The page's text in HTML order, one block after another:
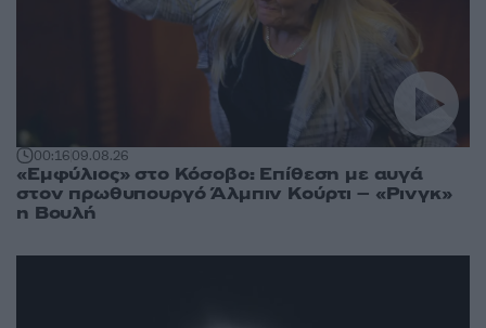
00:1609.08.26
«Εμφύλιος» στο Κόσοβο: Επίθεση με αυγά
στον πρωθυπουργό Άλμπιν Κούρτι – «Ρινγκ»
η Βουλή